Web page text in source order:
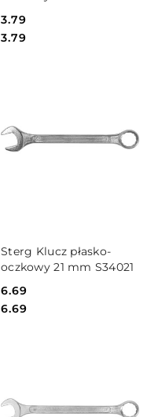
Cena:
3.79
Cena:
3.79
Sterg Klucz płasko-
oczkowy 21 mm S34021
Cena:
6.69
Cena:
6.69
DO KOSZYKA